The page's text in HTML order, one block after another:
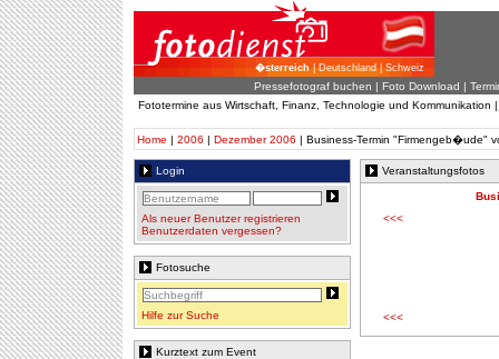
�sterreich| Deutschland | Schweiz
Pressefotograf buchen | Foto Download |
Fototermine aus Wirtschaft, Finanz, Technologie und Kommunikation
Home | 2006 | Dezember 2006 | Business-Termin "Firmengeb�ude"
Login
Als neuer Benutzer registrieren
Benutzerdaten vergessen?
Fotosuche
Hilfe zur Suche
Kurztext zum Event
Veranstaltungsfotos
<<<
<<<